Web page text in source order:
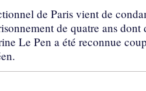
de Paris vient de
de quatre ans
Le Pen a été reconnue